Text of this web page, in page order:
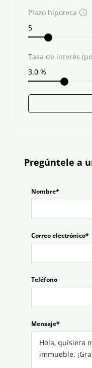
Plazo hipoteca
Tasa de interés
Pregúntele a
Nombre*
Correo electrónico*
Teléfono
Mensaje*